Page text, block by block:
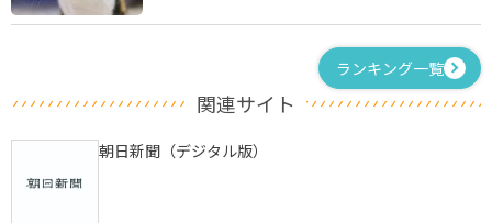
ランキング一覧
関連サイト
朝日新聞（デジタル版）